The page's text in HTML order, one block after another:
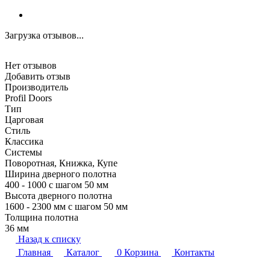
Загрузка отзывов...
Нет отзывов
Добавить отзыв
Производитель
Profil Doors
Тип
Царговая
Стиль
Классика
Системы
Поворотная, Книжка, Купе
Ширина дверного полотна
400 - 1000 с шагом 50 мм
Высота дверного полотна
1600 - 2300 мм с шагом 50 мм
Толщина полотна
36 мм
Назад к списку
Главная
Каталог 0 Корзина
Контакты